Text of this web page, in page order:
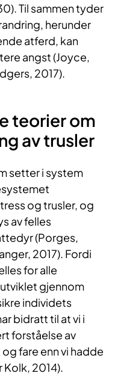
Til sammen tyder
herunder
atferd, kan
angst (Joyce,
2017).
teorier om
av trusler
setter i system
og trusler, og
av felles
(Porges,
2017). Fordi
for alle
gjennom
individets
bidratt til at vi i
forståelse av
fare enn vi hadde
Kolk, 2014).